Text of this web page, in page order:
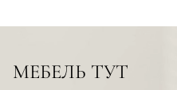
МЕБЕЛЬ ТУТ